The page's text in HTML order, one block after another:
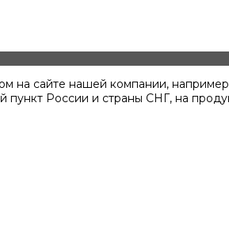
сайте нашей компании,
России и страны СНГ, на